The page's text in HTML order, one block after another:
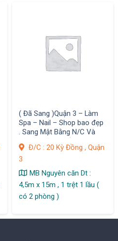
( Đã Sang )Quận 3 – Làm
Spa – Nail – Shop bao đẹp
. Sang Mật Bằng N/C Và
Thiết Bị
Đ/C : 20 Kỳ Đồng , Quận
3
MB Nguyên căn Dt :
4,5m x 15m , 1 trệt 1 lầu (
có 2 phòng )